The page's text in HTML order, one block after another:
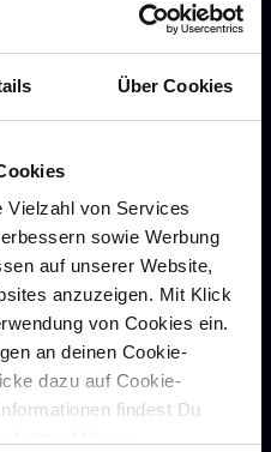
Über Cookies
Vielzahl von Services
sowie Werbung
auf unserer Website,
anzuzeigen. Mit Klick
von Cookies ein.
an deinen Cookie-
dazu auf Cookie-
findest Du
GmbH